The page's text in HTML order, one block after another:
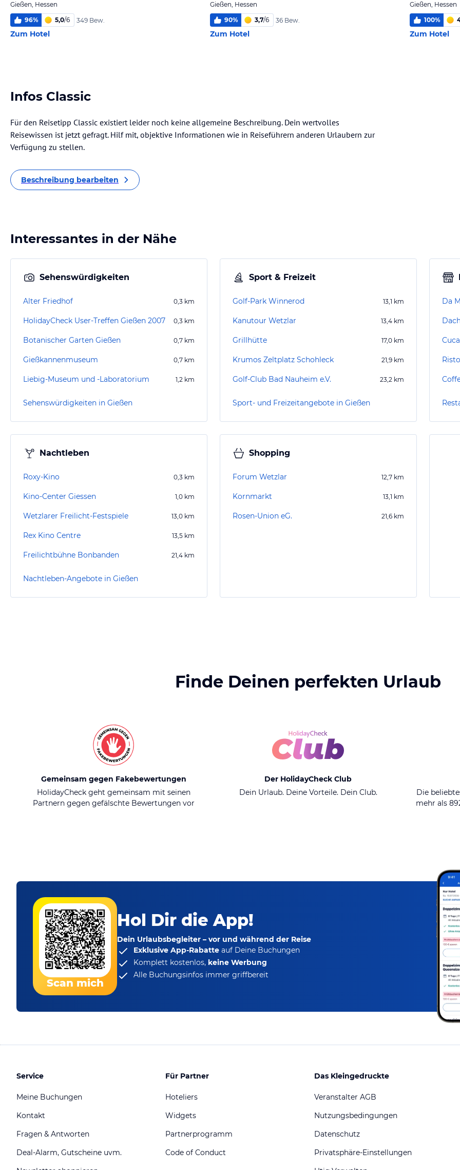
Gießen, Hessen
96% 5,0/6 349 Bew.
Zum Hotel
Gießen, Hessen
90% 3,7/6 36 Bew.
Zum Hotel
Gießen, Hessen
100%
Zum Hotel
Infos Classic
Für den Reisetipp Classic existiert leider noch keine allgemeine Beschreibung. Dein wertvolles
Reisewissen ist jetzt gefragt. Hilf mit, objektive Informationen wie in Reiseführern anderen Urlaubern zur
Verfügung zu stellen.
Beschreibung bearbeiten
Interessantes in der Nähe
Sehenswürdigkeiten
Alter Friedhof 0,3 km
HolidayCheck User-Treffen Gießen 2007 0,3 km
Botanischer Garten Gießen 0,7 km
Gießkannenmuseum 0,7 km
Liebig-Museum und -Laboratorium 1,2 km
Sehenswürdigkeiten in Gießen
Sport & Freizeit
Golf-Park Winnerod 13,1 km
Kanutour Wetzlar 13,4 km
Grillhütte 17,0 km
Krumos Zeltplatz Schohleck 21,9 km
Golf-Club Bad Nauheim e.V. 23,2 km
Sport- und Freizeitangebote in Gießen
Da
Nachtleben
Roxy-Kino 0,3 km
Kino-Center Giessen 1,0 km
Wetzlarer Freilicht-Festspiele 13,0 km
Rex Kino Centre 13,5 km
Freilichtbühne Bonbanden 21,4 km
Nachtleben-Angebote in Gießen
Shopping
Forum Wetzlar 12,7 km
Kornmarkt 13,1 km
Rosen-Union eG. 21,6 km
Finde Deinen perfekten Urlaub
Gemeinsam gegen Fakebewertungen
HolidayCheck geht gemeinsam mit seinen
Partnern gegen gefälschte Bewertungen vor
Der HolidayCheck Club
Dein Urlaub. Deine Vorteile. Dein Club.
Die
mehr als
Scan mich
Hol Dir die App!
Dein Urlaubsbegleiter – vor und während der Reise
Exklusive App-Rabatte auf Deine Buchungen
Komplett kostenlos, keine Werbung
Alle Buchungsinfos immer griffbereit
Service
Meine Buchungen
Kontakt
Fragen & Antworten
Deal-Alarm, Gutscheine uvm.
Für Partner
Hoteliers
Widgets
Partnerprogramm
Code of Conduct
Das Kleingedruckte
Veranstalter AGB
Nutzungsbedingungen
Datenschutz
Privatsphäre-Einstellungen